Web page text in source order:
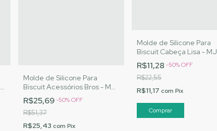
Molde de Silicone Para
Biscuit Acessórios Bros - MJ
Artesanatos |Cód. 3067
R$25,69-50%OFF
R$51,37
R$25,43 com Pix
Molde de Silicone Para
Biscuit Cabeça Lisa - MJ
Artesanatos |Cód.3060
R$11,28 -50%OFF
R$22,55
R$11,17 com Pix